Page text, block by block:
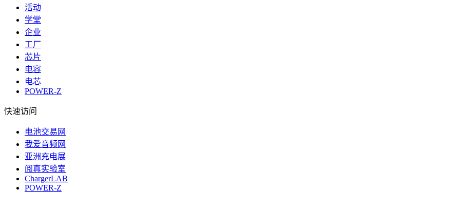
活动
学堂
企业
工厂
芯片
电容
电芯
POWER-Z
快速访问
电池交易网
我爱音频网
亚洲充电展
阅真实验室
ChargerLAB
POWER-Z